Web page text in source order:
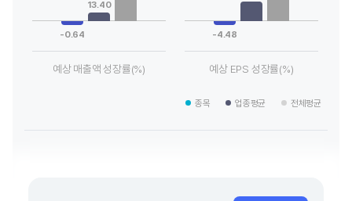
-0.64
13.40
예상 매출액 성장률(%)
-4.48
예상 EPS 성장률(%)
종목 업종평균 전체평균